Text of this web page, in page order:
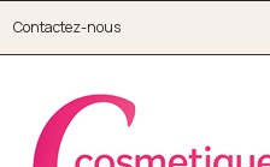
Contactez-nous